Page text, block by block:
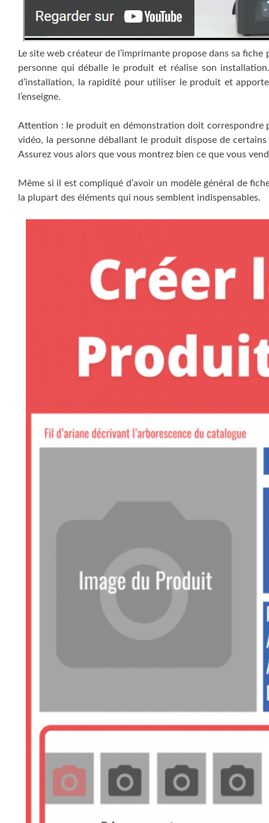
Le site web créateur de l’imprimante propose dans sa
personne qui déballe le produit et réalise son
d’installation, la rapidité pour utiliser le produit et
l’enseigne.
Attention : le produit en démonstration doit correspondre
vidéo, la personne déballant le produit dispose de
Assurez vous alors que vous montrez bien ce que vous
Même si il est compliqué d’avoir un modèle général de
la plupart des éléments qui nous semblent indispensables.